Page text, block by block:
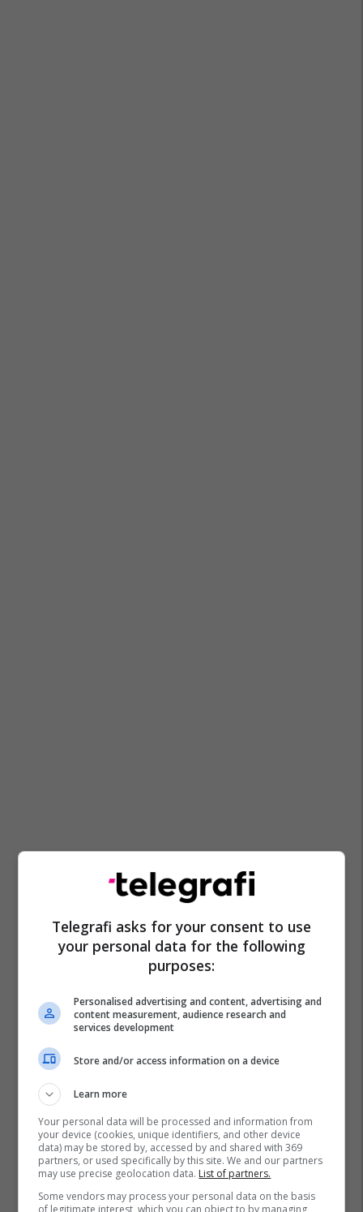
Telegrafi asks for your consent to use
your personal data for the following
purposes:
Personalised advertising and content, advertising and
content measurement, audience research and
services development
Store and/or access information on a device
Learn more
Your personal data will be processed and information from
your device (cookies, unique identifiers, and other device
data) may be stored by, accessed by and shared with 369
partners, or used specifically by this site. We and our partners
may use precise geolocation data. List of partners.
Some vendors may process your personal data on the basis
of legitimate interest, which you can object to by managing